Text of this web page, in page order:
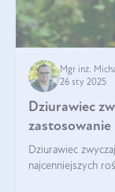
Mgr inż.
26 sty 2025
Dziurawiec
zastosowanie
Dziurawiec
najcenniejszych